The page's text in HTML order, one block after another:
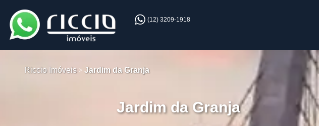
(12) 3209-1918
Riccio Imóveis Jardim da Granja
Jardim da Granja